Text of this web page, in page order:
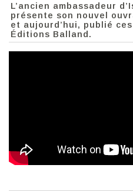
L’ancien ambassadeur
présente son nouvel
et aujourd’hui, publié
Éditions Balland.